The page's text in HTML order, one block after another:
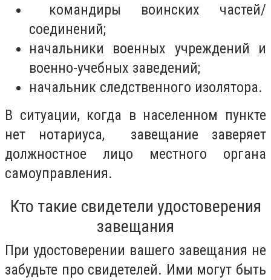
командиры воинских частей/
соединений;
начальники военных учреждений и
военно-учебных заведений;
начальник следственного изолятора.
В ситуации, когда в населенном пункте
нет нотариуса,
завещание заверяет
должностное лицо местного органа
самоуправления.
Кто такие свидетели удостоверения
завещания
При удостоверении вашего завещания не
забудьте про свидетелей. Ими могут быть